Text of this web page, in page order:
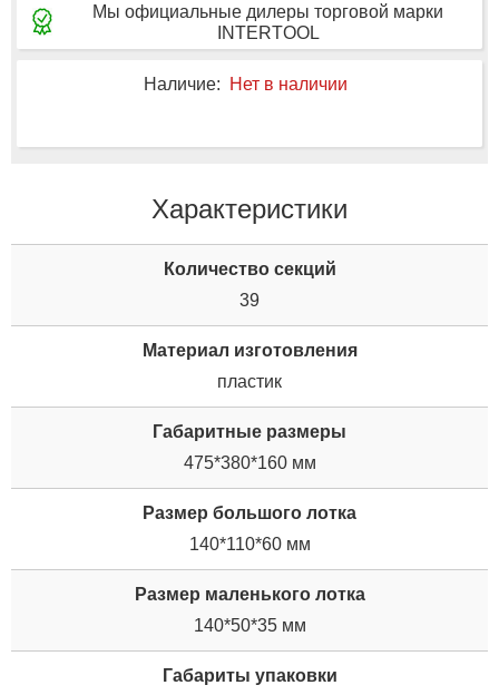
Мы официальные дилеры торговой марки
INTERTOOL
Наличие: Нет в наличии
Характеристики
Количество секций
39
Материал изготовления
пластик
Габаритные размеры
475*380*160 мм
Размер большого лотка
140*110*60 мм
Размер маленького лотка
140*50*35 мм
Габариты упаковки